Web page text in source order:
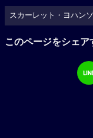
スカーレット・ヨハン
このページをシェア